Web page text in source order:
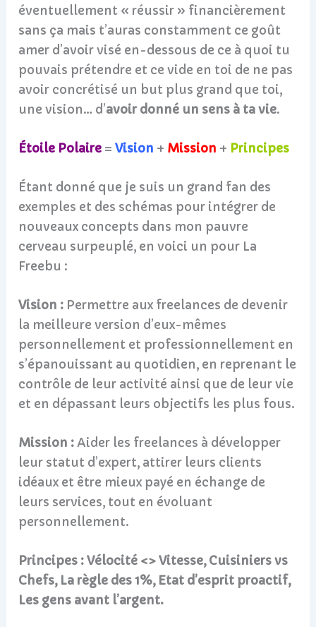
éventuellement « réussir » financièrement
sans ça mais t’auras constamment ce goût
amer d’avoir visé en-dessous de ce à quoi tu
pouvais prétendre et ce vide en toi de ne pas
avoir concrétisé un but plus grand que toi,
une vision… d’avoir donné un sens à ta vie.
Étoile Polaire =Vision + Mission + Principes
Étant donné que je suis un grand fan des
exemples et des schémas pour intégrer de
nouveaux concepts dans mon pauvre
cerveau surpeuplé, en voici un pour La
Freebu :
Vision : Permettre aux freelances de devenir
la meilleure version d’eux-mêmes
personnellement et professionnellement en
s’épanouissant au quotidien, en reprenant le
contrôle de leur activité ainsi que de leur vie
et en dépassant leurs objectifs les plus fous.
Mission :Aider les freelances à développer
leur statut d’expert, attirer leurs clients
idéaux et être mieux payé en échange de
leurs services, tout en évoluant
personnellement.
Principes : Vélocité <> Vitesse, Cuisiniers vs
Chefs, La règle des 1%, Etat d’esprit proactif,
Les gens avant l’argent.